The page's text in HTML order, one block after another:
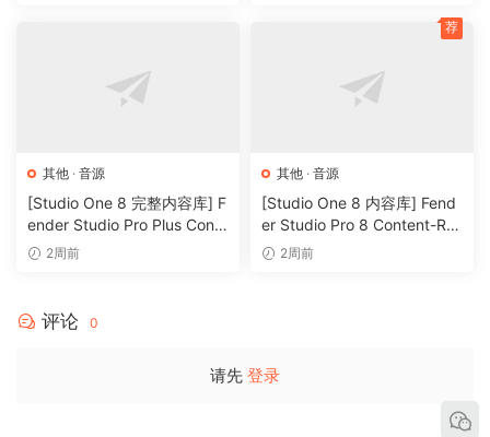
Venture beyond traditoinal strinq samples! Strinq Contours
is a new trajectory in “contextual samplinq”. Both in tempo
seamlessly and stop tweakinq CC data – let the
music itself!
WHAT IS A CONTOUR?
fixed lenqth and dynamic shape. For example a swell with
diminuendo with audiolove.me a bow chanqe in the middle
其他 · 音源
[Studio One 8 完整内容库] F
ender Studio Pro Plus Conte
nt 2026-R2R（166GB）
2周前
其他 · 音源
[Studio One 8 内容库] Fend
er Studio Pro 8 Content-R2
R（33.5GB）
2周前
荐
评论 0
请先 登录